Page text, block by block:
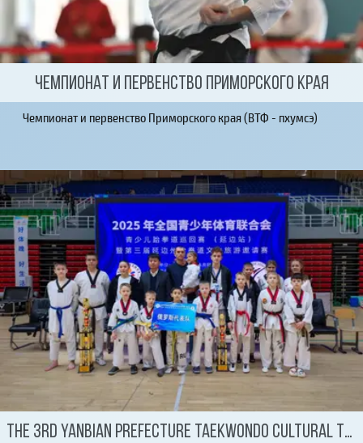
Чемпионат и первенство Приморского края
Чемпионат и первенство Приморского края (ВТФ - пхумсэ)
The 3rd Yanbian Prefecture Taekwondo Cultural Tourism Invitational Tournament